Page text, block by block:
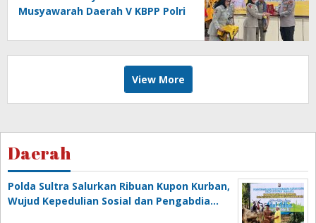
Musyawarah Daerah V KBPP Polri
View More
Daerah
Polda Sultra Salurkan Ribuan Kupon Kurban,
Wujud Kepedulian Sosial dan Pengabdia…